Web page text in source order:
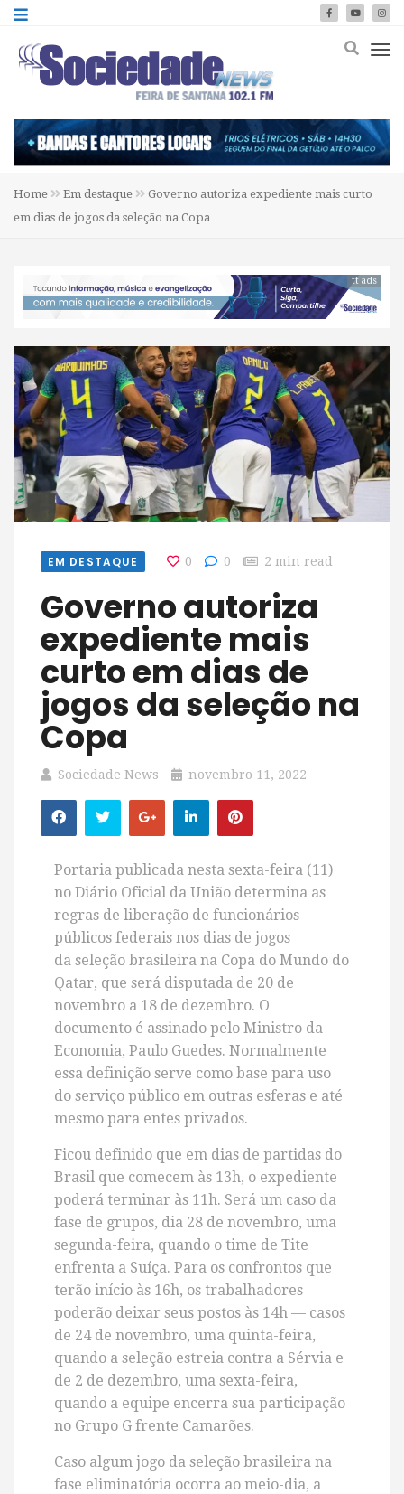
Home Em destaque
Governo autoriza expediente mais curto
em dias de jogos da seleção na Copa
tt ads
EM DESTAQUE 0 0 2 min read
Governo autoriza
expediente mais
curto em dias de
jogos da seleção na
Copa
Sociedade News novembro 11, 2022
Portaria publicada nesta sexta-feira (11)
no Diário Oficial da União determina as
regras de liberação de funcionários
públicos federais nos dias de jogos
da seleção brasileira na Copa do Mundo do
Qatar, que será disputada de 20 de
novembro a 18 de dezembro. O
documento é assinado pelo Ministro da
Economia, Paulo Guedes. Normalmente
essa definição serve como base para uso
do serviço público em outras esferas e até
mesmo para entes privados.
Ficou definido que em dias de partidas do
Brasil que comecem às 13h, o expediente
poderá terminar às 11h. Será um caso da
fase de grupos, dia 28 de novembro, uma
segunda-feira, quando o time de Tite
enfrenta a Suíça. Para os confrontos que
terão início às 16h, os trabalhadores
poderão deixar seus postos às 14h — casos
de 24 de novembro, uma quinta-feira,
quando a seleção estreia contra a Sérvia e
de 2 de dezembro, uma sexta-feira,
quando a equipe encerra sua participação
no Grupo G frente Camarões.
Caso algum jogo da seleção brasileira na
fase eliminatória ocorra ao meio-dia, a